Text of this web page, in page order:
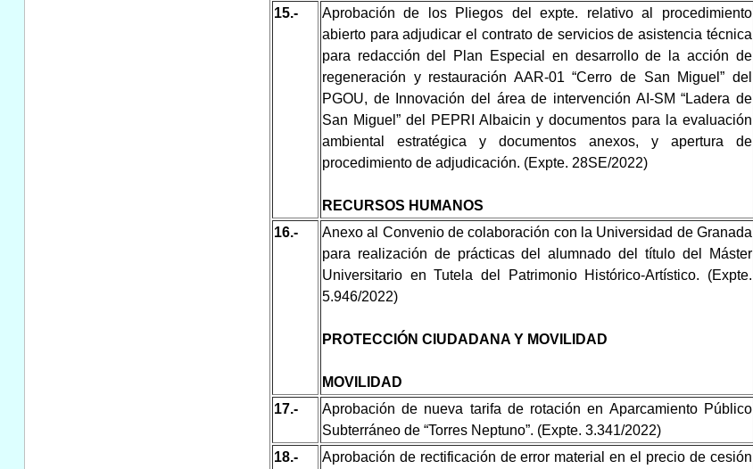
15.-
Aprobación de los Pliegos del expte. relativo al procedimiento
abierto para adjudicar el contrato de servicios de asistencia técnica
para redacción del Plan Especial en desarrollo de la acción de
regeneración y restauración AAR-01 “Cerro de San Miguel” del
PGOU, de Innovación del área de intervención AI-SM “Ladera de
San Miguel” del PEPRI Albaicin y documentos para la evaluación
ambiental estratégica y documentos anexos, y apertura de
procedimiento de adjudicación. (Expte. 28SE/2022)
RECURSOS HUMANOS
16.-
Anexo al Convenio de colaboración con la Universidad de Granada
para realización de prácticas del alumnado del título del Máster
Universitario en Tutela del Patrimonio Histórico-Artístico. (Expte.
5.946/2022)
PROTECCIÓN CIUDADANA Y MOVILIDAD
MOVILIDAD
17.-
Aprobación de nueva tarifa de rotación en Aparcamiento Público
Subterráneo de “Torres Neptuno”. (Expte. 3.341/2022)
18.-
Aprobación de rectificación de error material en el precio de cesión